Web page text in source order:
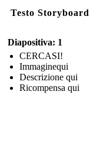
Testo Storyboard
Diapositiva: 1
CERCASI!
Immaginequi
Descrizione qui
Ricompensa qui